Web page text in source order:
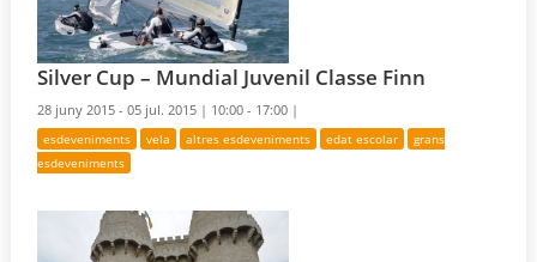
Silver Cup – Mundial Juvenil Classe Finn
28 juny 2015 - 05 jul. 2015 | 10:00 - 17:00 |
esdeveniments vela altres esdeveniments edat escolar
grans
esdeveniments